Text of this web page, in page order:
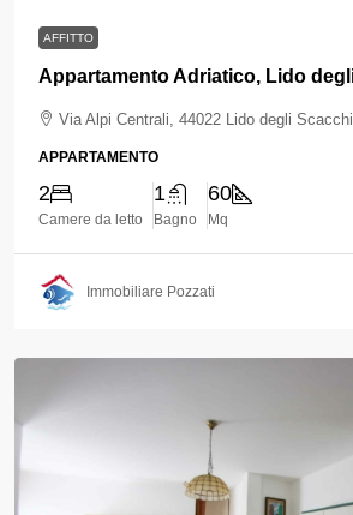
AFFITTO
Appartamento Adriatico, Lido
Via Alpi Centrali, 44022 Lido degli
APPARTAMENTO
2
Camere da letto
1
Bagno
60
Mq
Immobiliare Pozzati